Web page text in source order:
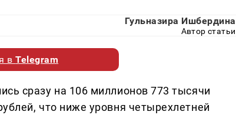
Гульназира Ишбердина
Автор статьи
вTelegram
сразу на 106 миллионов 773 тысячи
что ниже уровня четырехлетней